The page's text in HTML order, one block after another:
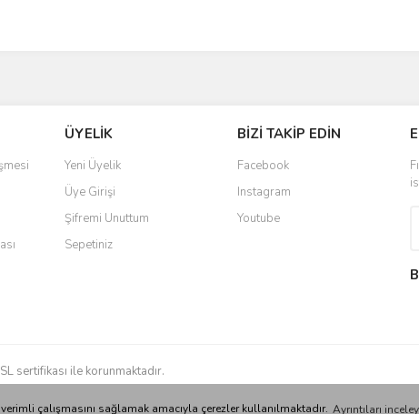
çalışmasını sağlamak amacıyla çerezler kullanılmaktadır. Ayrıntıları
ÜYELİK
Yeni Üyelik
Üye Girişi
Şifremi Unuttum
Sepetiniz
BİZİ TAKİP EDİN
Facebook
Instagram
Youtube
sertifikası ile korunmaktadır.